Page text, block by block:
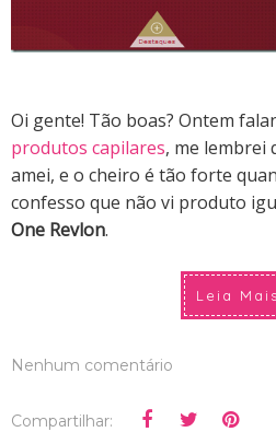
Oi gente! Tão boas? Ontem
produtos capilares, me lembrei
amei, e o cheiro é tão forte
confesso que não vi produto
One Revlon.
Leia
Nenhum comentário
Compartilhar: